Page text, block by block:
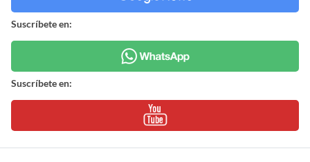
Suscríbete en:
Suscríbete en: